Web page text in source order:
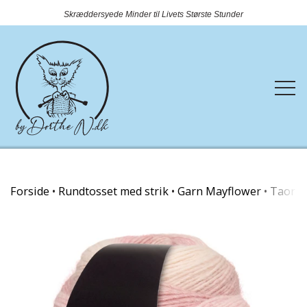
Skræddersyede Minder til Livets Største Stunder
Forside
Webshop
Rundtosset med strik
OUTLET
Nyheder
Kontakt
Forside Rundtosset med strik Garn Mayflower